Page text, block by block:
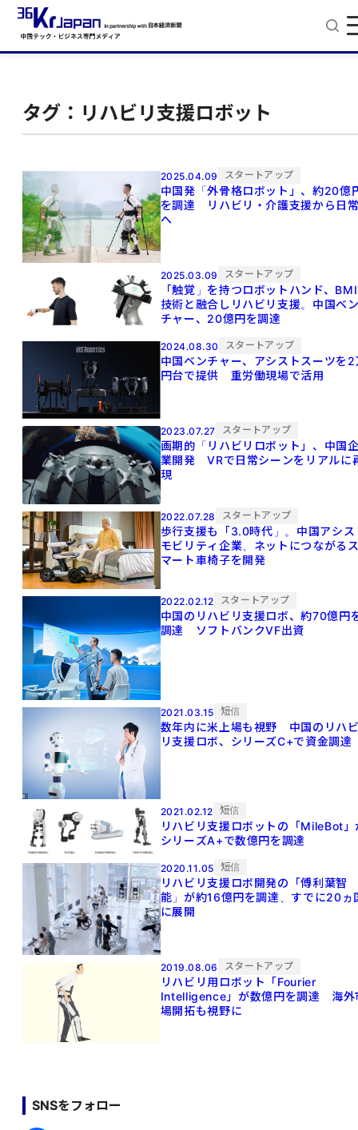
タグ：リハビリ支援ロボット
2025.04.09 スタートアップ
中国発「外骨格ロボット」、約20億
を調達 リハビリ・介護支援から日
へ
2025.03.09 スタートアップ
「触覚」を持つロボットハンド、BMI
技術と融合しリハビリ支援。中国ベ
チャー、20億円を調達
2024.08.30 スタートアップ
中国ベンチャー、アシストスーツを2
円台で提供 重労働現場で活用
2023.07.27 スタートアップ
画期的「リハビリロボット」、中国
業開発 VRで日常シーンをリアルに
現
2022.07.28 スタートアップ
歩行支援も「3.0時代」。中国アシス
モビリティ企業、ネットにつながる
マート車椅子を開発
2022.02.12 スタートアップ
中国のリハビリ支援ロボ、約70億円
調達 ソフトバンクVF出資
2021.03.15 短信
数年内に米上場も視野 中国のリハ
リ支援ロボ、シリーズC+で資金調達
2021.02.12 短信
リハビリ支援ロボットの「MileBot」
シリーズA+で数億円を調達
2020.11.05 短信
リハビリ支援ロボ開発の「傅利葉智
能」が約16億円を調達、すでに20ヵ
に展開
2019.08.06 スタートアップ
リハビリ用ロボット「Fourier
Intelligence」が数億円を調達 海外
場開拓も視野に
SNSをフォロー